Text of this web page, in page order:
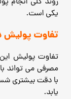
یکی است.
تفاوت پولیش
تفاوت پولیش
مصرفی می تواند
با دقت بیشتری
یابد.